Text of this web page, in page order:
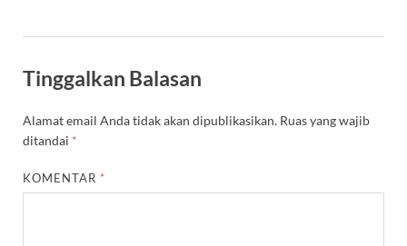
Tinggalkan Balasan
Alamat email Anda tidak akan dipublikasikan. Ruas yang wajib
ditandai *
KOMENTAR *